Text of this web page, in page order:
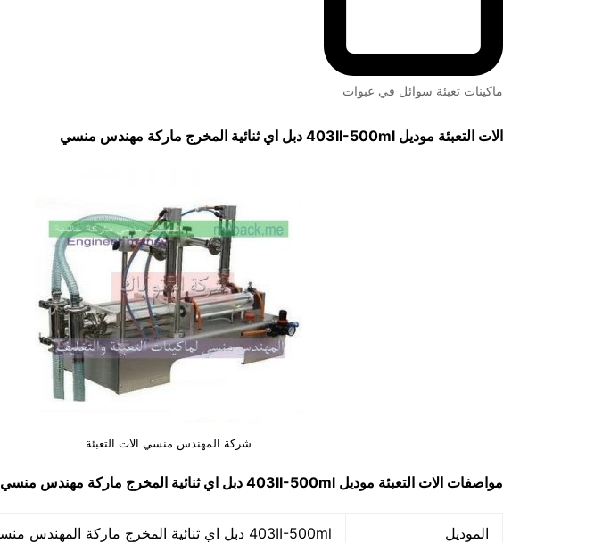
ماكينات تعبئة سوائل في عبوات
الات التعبئة موديل 403II-500ml دبل اي ثنائية المخرج ماركة مهندس منسي
شركة المهندس منسي الات التعبئة
مواصفات الات التعبئة موديل 403II-500ml دبل اي ثنائية المخرج ماركة مهندس منسي
الموديل 403II-500ml دبل اي ثنائية المخرج ماركة المهندس منسي